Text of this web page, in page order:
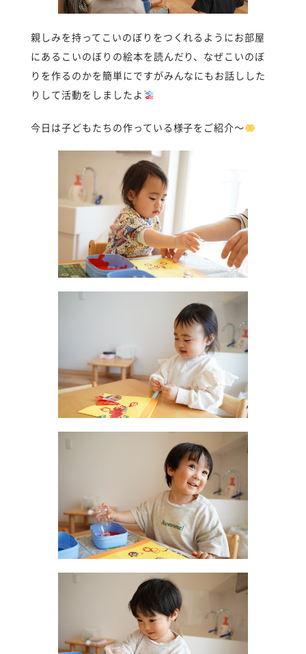
親しみを持ってこいのぼりをつくれるようにお部屋
にあるこいのぼりの絵本を読んだり、なぜこいのぼ
りを作るのかを簡単にですがみんなにもお話しした
りして活動をしましたよ
今日は子どもたちの作っている様子をご紹介〜